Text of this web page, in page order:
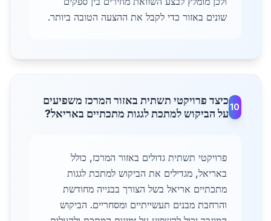
שונים באזור כדי לקבל את ההצעה הטובה ביותר.
10
כיצד פרויקטי תשתית באזור המרכז משפיעים
על הביקוש למתכת לגגות מתכתיים באריאל?
פרויקטי תשתית גדולים באזור המרכז, כולל
באריאל, מגדילים את הביקוש למתכת לגגות
מתכתיים אריאל בשל הצורך בבנייה מחודשת
והרחבת מבנים תעשייתיים ומסחריים. הביקוש